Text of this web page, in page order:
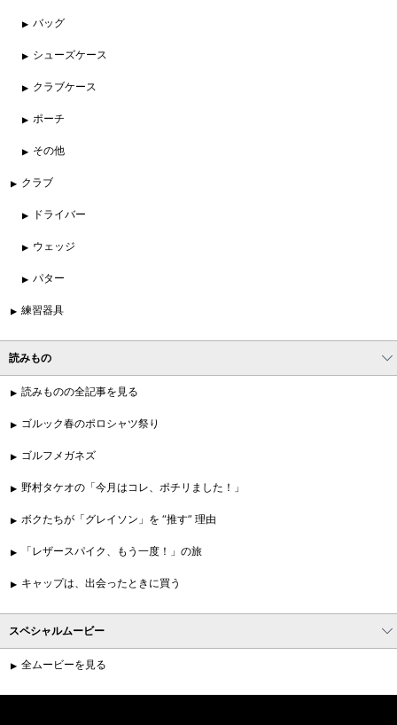
バッグ
シューズケース
クラブケース
ポーチ
その他
クラブ
ドライバー
ウェッジ
パター
練習器具
読みもの
読みものの全記事を見る
ゴルック春のポロシャツ祭り
ゴルフメガネズ
野村タケオの「今月はコレ、ポチリました！」
ボクたちが「グレイソン」を “推す” 理由
「レザースパイク、もう一度！」の旅
キャップは、出会ったときに買う
スペシャルムービー
全ムービーを見る